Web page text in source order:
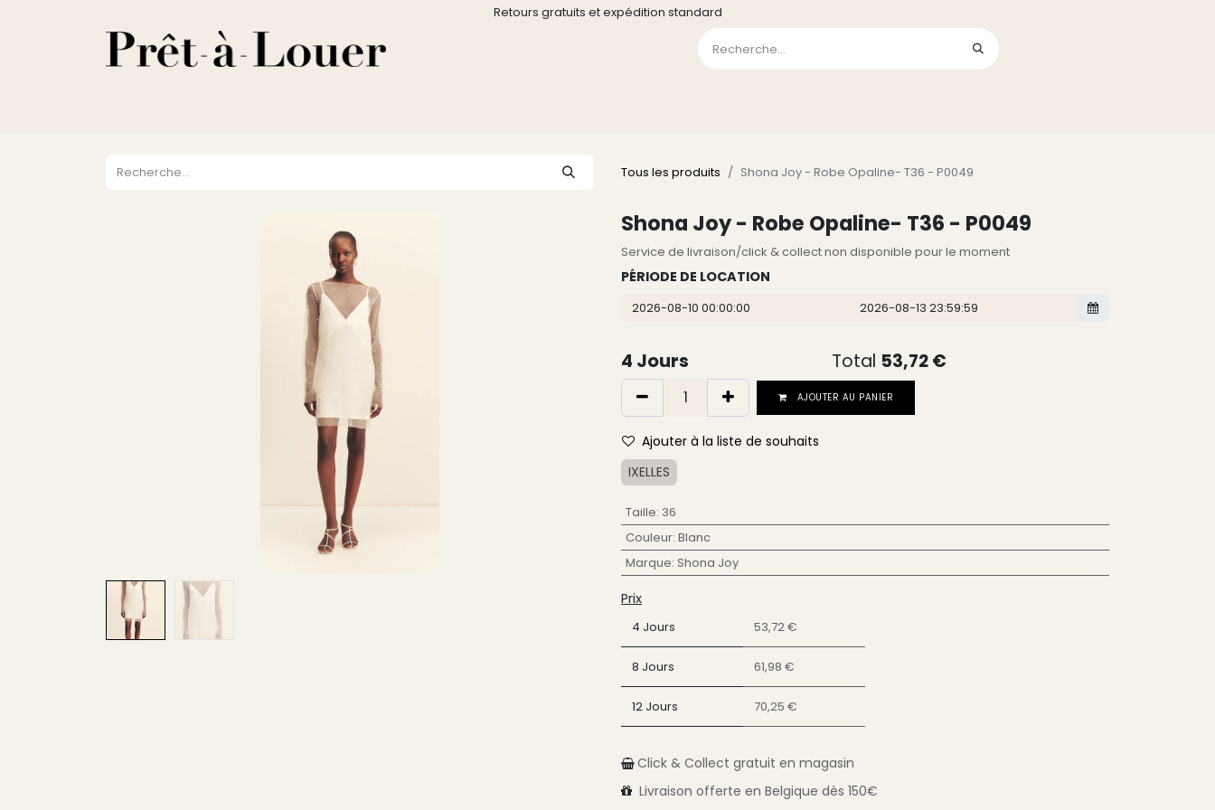
Retours gratuits et expédition standard
Tous les produits Shona Joy - Robe Opaline- T36 - P0049
Shona Joy - Robe Opaline- T36 - P0049
Service de livraison/click & collect non disponible pour le moment
PÉRIODE DE LOCATION
4 Jours Total 53,72€
AJOUTER AU PANIER
Ajouter à la liste de souhaits
IXELLES
Taille: 36
Couleur: Blanc
Marque: Shona Joy
Prix
4 Jours 53,72 €
8 Jours 61,98 €
12 Jours 70,25 €
Click & Collect gratuit en magasin
Livraison offerte en Belgique dès 150€